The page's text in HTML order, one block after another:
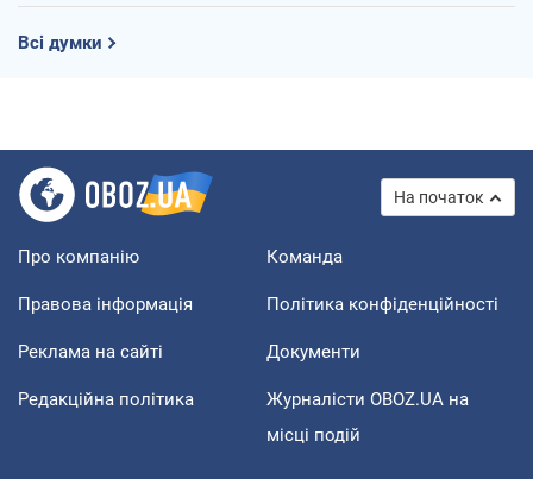
Всі думки
На початок
Про компанію Команда
Правова інформація Політика конфіденційності
Реклама на сайті Документи
Редакційна політика
Журналісти OBOZ.UA на
місці подій